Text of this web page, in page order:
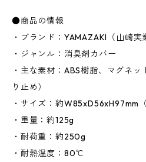
●商品の情報
・ブランド：YAMAZAKI（山崎実
・ジャンル：消臭剤カバー
・主な素材：ABS樹脂、マグネ
り止め）
・サイズ：約W85xD56xH97mm（
・重量：約125g
・耐荷重：約250g
・耐熱温度：80℃